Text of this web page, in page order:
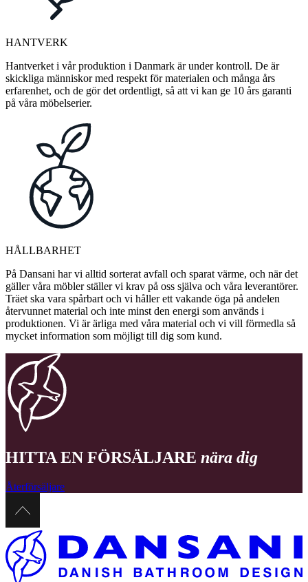
HANTVERK
Hantverket i vår produktion i Danmark är under kontroll. De är
skickliga människor med respekt för materialen och många års
erfarenhet, och de gör det ordentligt, så att vi kan ge 10 års garanti
på våra möbelserier.
HÅLLBARHET
På Dansani har vi alltid sorterat avfall och sparat värme, och när det
gäller våra möbler ställer vi krav på oss själva och våra leverantörer.
Träet ska vara spårbart och vi håller ett vakande öga på andelen
återvunnet material och inte minst den energi som används i
produktionen. Vi är ärliga med våra material och vi vill förmedla så
mycket information som möjligt till dig som kund.
HITTA EN FÖRSÄLJARE nära dig
Återförsäljare